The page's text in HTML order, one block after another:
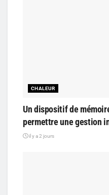
CHALEUR
Un dispositif de
permettre une gestion
il y a 2 jours